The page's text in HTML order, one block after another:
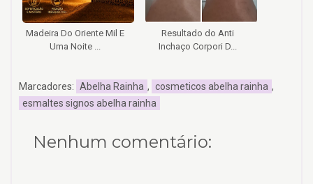
Madeira Do Oriente Mil E
Uma Noite ...
Resultado do Anti
Inchaço Corpori D...
Marcadores: Abelha Rainha , cosmeticos abelha rainha ,
esmaltes signos abelha rainha
Nenhum comentário: